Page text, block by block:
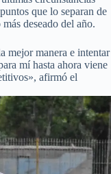
que lo separan de
deseado del año.
mejor manera e intentar
mí hasta ahora viene
afirmó el